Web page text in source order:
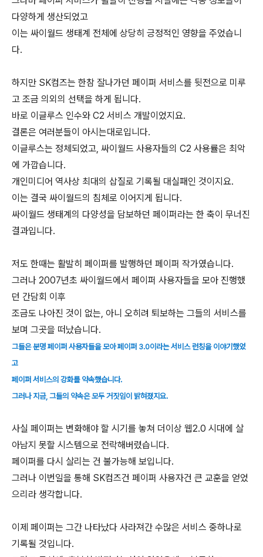
다양하게 생산되었고
이는 싸이월드 생태계 전체에 상당히 긍정적인 영향을 주었습니
다.
하지만 SK컴즈는 한참 잘나가던 페이퍼 서비스를 뒷전으로 미루
고 조금 의외의 선택을 하게 됩니다.
바로 이글루스 인수와 C2 서비스 개발이었지요.
결론은 여러분들이 아시는대로입니다.
이글루스는 정체되었고, 싸이월드 사용자들의 C2 사용률은 최악
에 가깝습니다.
개인미디어 역사상 최대의 삽질로 기록될 대실패인 것이지요.
이는 결국 싸이월드의 침체로 이어지게 됩니다.
싸이월드 생태계의 다양성을 담보하던 페이퍼라는 한 축이 무너진
결과입니다.
저도 한때는 활발히 페이퍼를 발행하던 페이퍼 작가였습니다.
그러나 2007년초 싸이월드에서 페이퍼 사용자들을 모아 진행했
던 간담회 이후
조금도 나아진 것이 없는, 아니 오히려 퇴보하는 그들의 서비스를
보며 그곳을 떠났습니다.
그들은 분명 페이퍼 사용자들을 모아 페이퍼 3.0이라는 서비스 런칭을 이야기했었
고
페이퍼 서비스의 강화를 약속했습니다.
그러나 지금, 그들의 약속은 모두 거짓임이 밝혀졌지요.
사실 페이퍼는 변화해야 할 시기를 놓쳐 더이상 웹2.0 시대에 살
아남지 못할 시스템으로 전락해버렸습니다.
페이퍼를 다시 살리는 건 불가능해 보입니다.
그러나 이번일을 통해 SK컴즈건 페이퍼 사용자건 큰 교훈을 얻었
으리라 생각합니다.
이제 페이퍼는 그간 나타났다 사라져간 수많은 서비스 중하나로
기록될 것입니다.